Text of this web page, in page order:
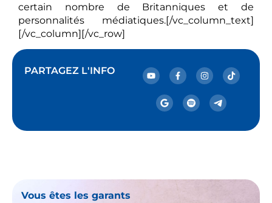
certain nombre de Britanniques et de
personnalités médiatiques.[/vc_column_text]
[/vc_column][/vc_row]
PARTAGEZ L'INFO
Vous êtes les garants